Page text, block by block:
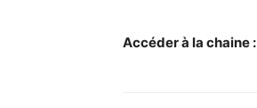
Accéder à la chaine :